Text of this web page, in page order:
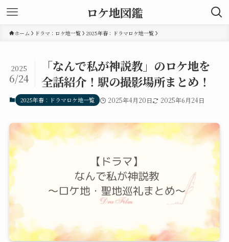
ロケ地図鑑
ホーム ドラマ：ロケ地一覧 2025年春：ドラマロケ地一覧
「なんで私が神説教」のロケ地を
全話紹介！駅の撮影場所まとめ！
2025
6/24
2025年春：ドラマロケ地一覧 2025年4月20日 2025年6月24日